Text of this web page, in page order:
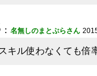
： 名無しのまとぷらさん
キル使わなくても倍